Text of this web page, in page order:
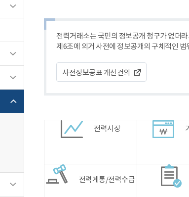
전력거래소는 국민의 정보공개 청구가 없더
제6조에 의거 사전에 정보공개의 구체적인
사전정보공표 개선건의
전력시장
전력계통/전력수급